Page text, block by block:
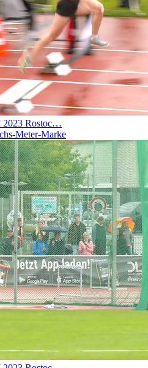
2023 Rostoc…
Meter-Marke